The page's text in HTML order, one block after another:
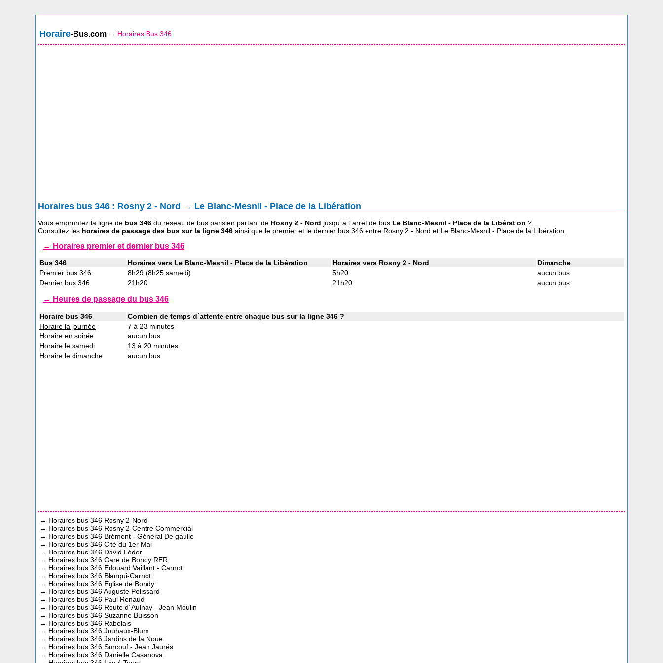
Horaire-Bus.com → Horaires Bus 346
Horaires bus 346 : Rosny 2 - Nord → Le Blanc-Mesnil - Place de la Libération
Vous empruntez la ligne de bus 346 du réseau de bus parisien partant de Rosny 2 - Nord jusqu´à l´arrêt de bus Le Blanc-Mesnil - Place de la Libération ?
Consultez les horaires de passage des bus sur la ligne 346 ainsi que le premier et le dernier bus 346 entre Rosny 2 - Nord et Le Blanc-Mesnil - Place de la Libération.
→ Horaires premier et dernier bus 346
Bus 346 Horaires vers Le Blanc-Mesnil - Place de la Libération Horaires vers Rosny 2 - Nord
Dimanche
Premier bus 346
8h29 (8h25 samedi) 5h20
aucun bus
Dernier bus 346
21h20 21h20 aucun bus
→ Heures de passage du bus 346
Horaire bus 346
Combien de temps d´attente entre chaque bus sur la ligne 346 ?
Horaire la journée
7 à 23 minutes
Horaire en soirée
aucun bus
Horaire le samedi
13 à 20 minutes
Horaire le dimanche
aucun bus
→ Horaires bus 346 Rosny 2-Nord
→ Horaires bus 346 Rosny 2-Centre Commercial
→ Horaires bus 346 Brément - Général De gaulle
→ Horaires bus 346 Cité du 1er Mai
→ Horaires bus 346 David Léder
→ Horaires bus 346 Gare de Bondy RER
→ Horaires bus 346 Edouard Vaillant - Carnot
→ Horaires bus 346 Blanqui-Carnot
→ Horaires bus 346 Eglise de Bondy
→ Horaires bus 346 Auguste Polissard
→ Horaires bus 346 Paul Renaud
→ Horaires bus 346 Route d´Aulnay - Jean Moulin
→ Horaires bus 346 Suzanne Buisson
→ Horaires bus 346 Rabelais
→ Horaires bus 346 Jouhaux-Blum
→ Horaires bus 346 Jardins de la Noue
→ Horaires bus 346 Surcouf - Jean Jaurés
→ Horaires bus 346 Danielle Casanova